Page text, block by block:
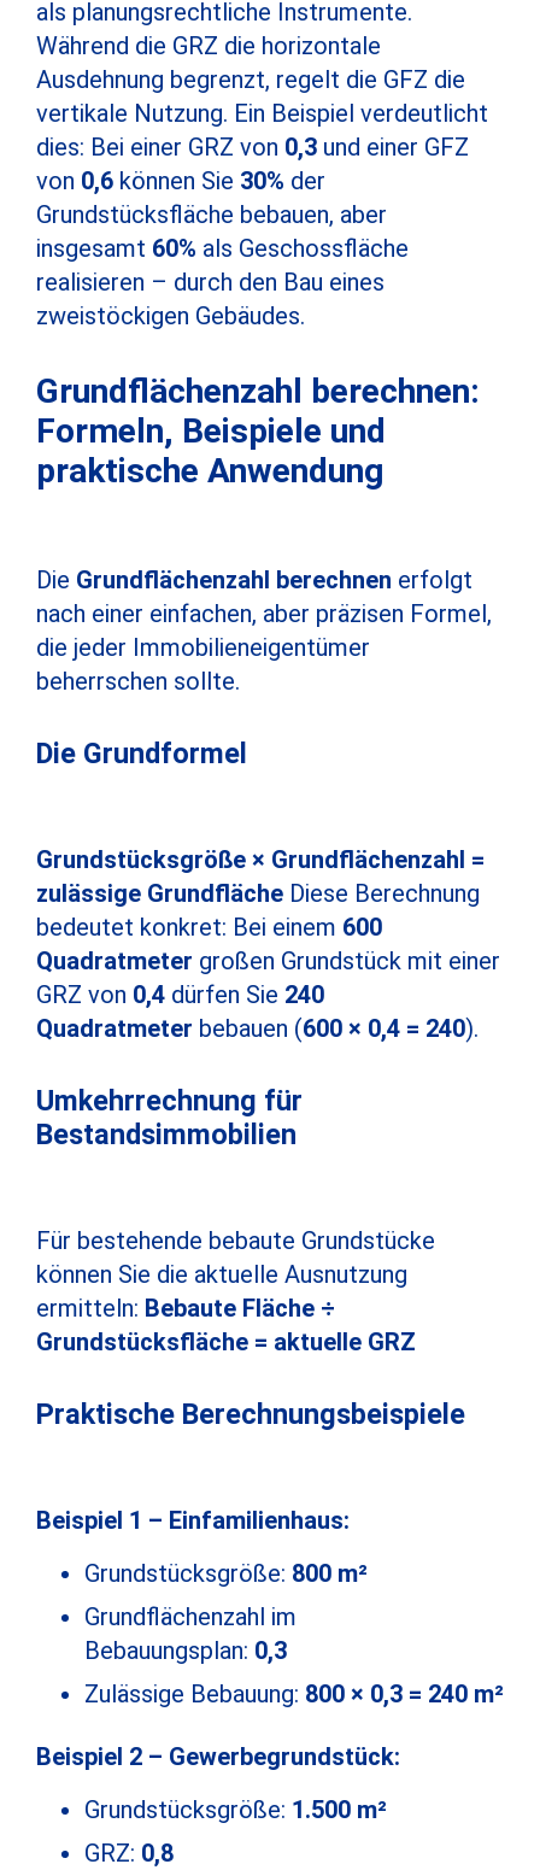
als planungsrechtliche Instrumente.
Während die GRZ die horizontale
Ausdehnung begrenzt, regelt die GFZ die
vertikale Nutzung. Ein Beispiel verdeutlicht
dies: Bei einer GRZ von 0,3 und einer GFZ
von 0,6 können Sie 30% der
Grundstücksfläche bebauen, aber
insgesamt 60% als Geschossfläche
realisieren – durch den Bau eines
zweistöckigen Gebäudes.
Grundflächenzahl berechnen:
Formeln, Beispiele und
praktische Anwendung
Die Grundflächenzahl berechnen erfolgt
nach einer einfachen, aber präzisen Formel,
die jeder Immobilieneigentümer
beherrschen sollte.
Die Grundformel
Grundstücksgröße × Grundflächenzahl =
zulässige Grundfläche Diese Berechnung
bedeutet konkret: Bei einem 600
Quadratmeter großen Grundstück mit einer
GRZ von 0,4 dürfen Sie 240
Quadratmeter bebauen (600 × 0,4 = 240).
Umkehrrechnung für
Bestandsimmobilien
Für bestehende bebaute Grundstücke
können Sie die aktuelle Ausnutzung
ermitteln: Bebaute Fläche ÷
Grundstücksfläche = aktuelle GRZ
Praktische Berechnungsbeispiele
Beispiel 1 – Einfamilienhaus:
Grundstücksgröße: 800 m²
Grundflächenzahl im
Bebauungsplan: 0,3
Zulässige Bebauung: 800 × 0,3 = 240 m²
Beispiel 2 – Gewerbegrundstück:
Grundstücksgröße: 1.500 m²
GRZ: 0,8